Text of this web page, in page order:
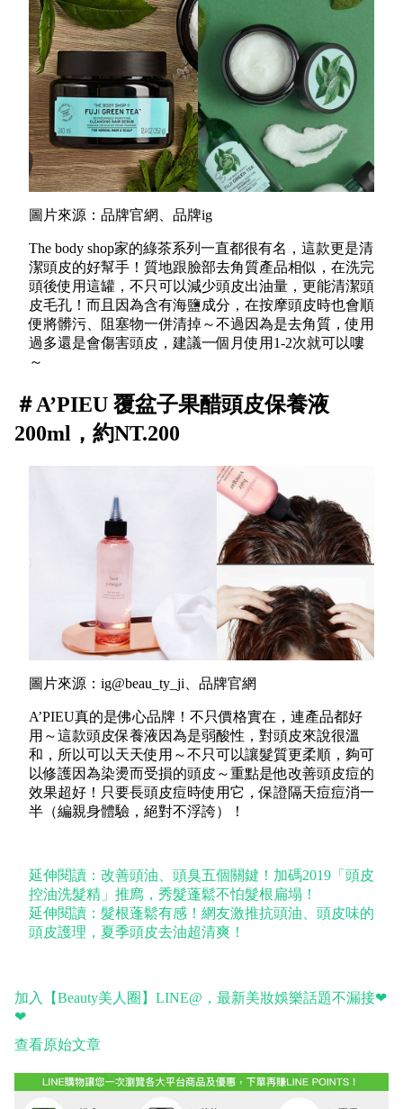
圖片來源：品牌官網、品牌ig
The body shop家的綠茶系列一直都很有名，這款更是清
潔頭皮的好幫手！質地跟臉部去角質產品相似，在洗完
頭後使用這罐，不只可以減少頭皮出油量，更能清潔頭
皮毛孔！而且因為含有海鹽成分，在按摩頭皮時也會順
便將髒污、阻塞物一併清掉～不過因為是去角質，使用
過多還是會傷害頭皮，建議一個月使用1-2次就可以嘍
～
＃A’PIEU 覆盆子果醋頭皮保養液
200ml，約NT.200
圖片來源：ig@beau_ty_ji、品牌官網
A’PIEU真的是佛心品牌！不只價格實在，連產品都好
用～這款頭皮保養液因為是弱酸性，對頭皮來說很溫
和，所以可以天天使用～不只可以讓髮質更柔順，夠可
以修護因為染燙而受損的頭皮～重點是他改善頭皮痘的
效果超好！只要長頭皮痘時使用它，保證隔天痘痘消一
半（編親身體驗，絕對不浮誇）！
延伸閱讀：改善頭油、頭臭五個關鍵！加碼2019「頭皮
控油洗髮精」推廌，秀髮蓬鬆不怕髮根扁塌！
延伸閱讀：髮根蓬鬆有感！網友激推抗頭油、頭皮味的
頭皮護理，夏季頭皮去油超清爽！
加入【Beauty美人圈】LINE@，最新美妝娛樂話題不漏接❤
❤
查看原始文章